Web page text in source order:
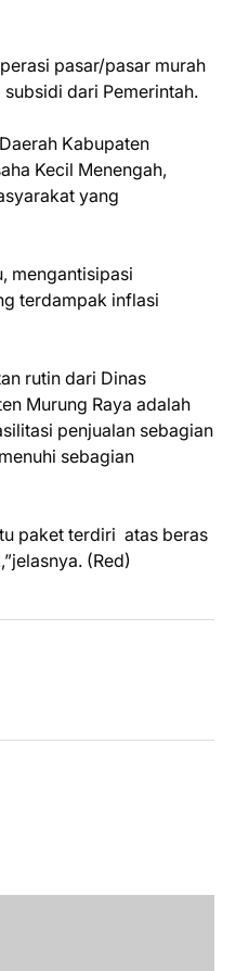
pasar/pasar murah
dari Pemerintah.
Kabupaten
Kecil Menengah,
yang
mengantisipasi
terdampak inflasi
rutin dari Dinas
Murung Raya adalah
penjualan sebagian
sebagian
paket terdiri atas beras
(Red)